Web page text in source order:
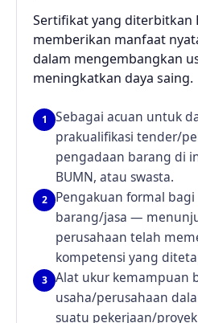
Sertifikat yang diterbitkan
memberikan manfaat
dalam mengembangkan
meningkatkan daya saing.
1
Sebagai acuan untuk
prakualifikasi tender/
pengadaan barang di
BUMN, atau swasta.
2
Pengakuan formal
barang/jasa —
perusahaan telah
kompetensi yang
3
Alat ukur kemampuan
usaha/perusahaan
suatu pekerjaan/